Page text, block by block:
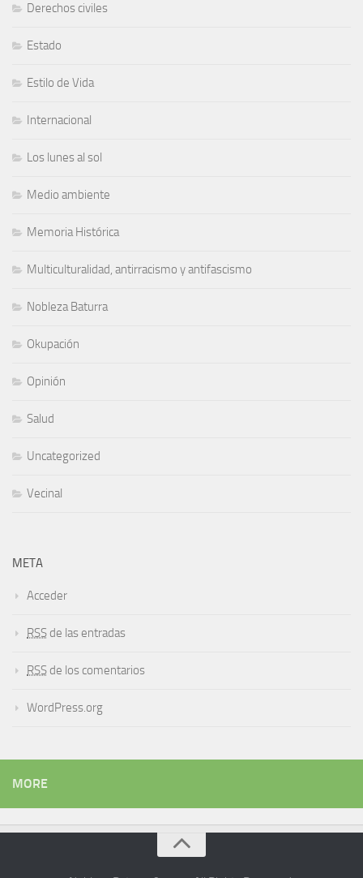
Derechos civiles
Estado
Estilo de Vida
Internacional
Los lunes al sol
Medio ambiente
Memoria Histórica
Multiculturalidad, antirracismo y antifascismo
Nobleza Baturra
Okupación
Opinión
Salud
Uncategorized
Vecinal
META
Acceder
RSS de las entradas
RSS de los comentarios
WordPress.org
MORE